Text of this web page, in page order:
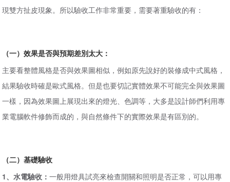
現雙方扯皮現象。所以驗收工作非常重要，需要著重驗收的有：
（一）效果是否與預期差別太大：
主要看整體風格是否與效果圖相似，例如原先說好的裝修成中式風格，
結果驗收時確是歐式風格。但是也要切記實體效果不可能完全與效果圖
一樣，因為效果圖上展現出來的燈光、色調等，大多是設計師們利用專
業電腦軟件修飾而成的，與自然條件下的實際效果是有區別的。
（二）基礎驗收
1、水電驗收：一般用燈具試亮來檢查開關和照明是否正常，可以用專